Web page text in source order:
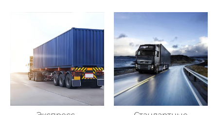
цепями поставок
международными